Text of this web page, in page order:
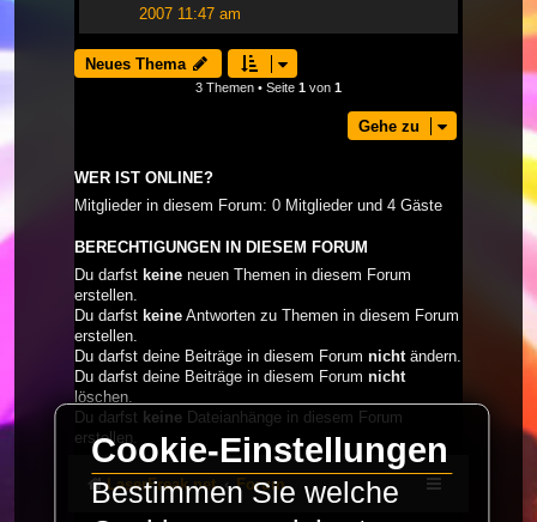
2007 11:47 am
Neues Thema
3 Themen • Seite 1 von 1
Gehe zu
WER IST ONLINE?
Mitglieder in diesem Forum: 0 Mitglieder und 4 Gäste
BERECHTIGUNGEN IN DIESEM FORUM
Du darfst keine neuen Themen in diesem Forum
erstellen.
Du darfst keine Antworten zu Themen in diesem Forum
erstellen.
Du darfst deine Beiträge in diesem Forum nicht ändern.
Du darfst deine Beiträge in diesem Forum nicht
löschen.
Du darfst keine Dateianhänge in diesem Forum
erstellen.
LaserFreak.net Forum
Cookie-Einstellungen
Bestimmen Sie welche